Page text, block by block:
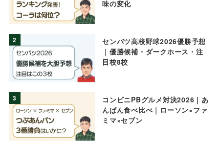
味の変化
2
センバツ高校野球2026優勝予想
｜優勝候補・ダークホース・注
目校8校
3
コンビニPBグルメ対決2026｜あ
んぱん食べ比べ｜ローソン×ファ
ミマ×セブン